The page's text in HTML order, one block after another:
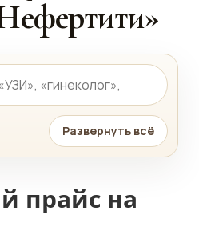
Развернуть всё
прайс на